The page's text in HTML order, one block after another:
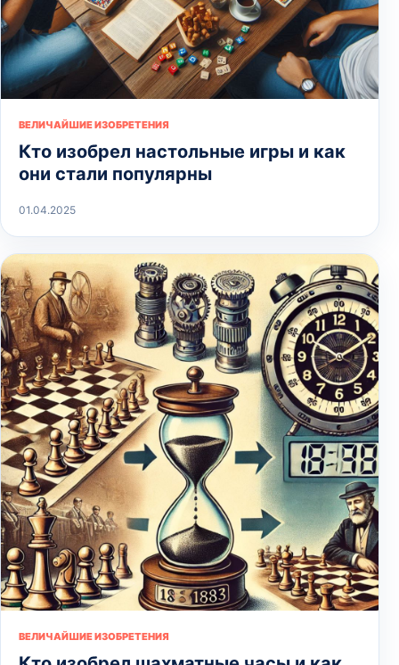
ВЕЛИЧАЙШИЕ ИЗОБРЕТЕНИЯ
Кто изобрел настольные игры и как
они стали популярны
01.04.2025
ВЕЛИЧАЙШИЕ ИЗОБРЕТЕНИЯ